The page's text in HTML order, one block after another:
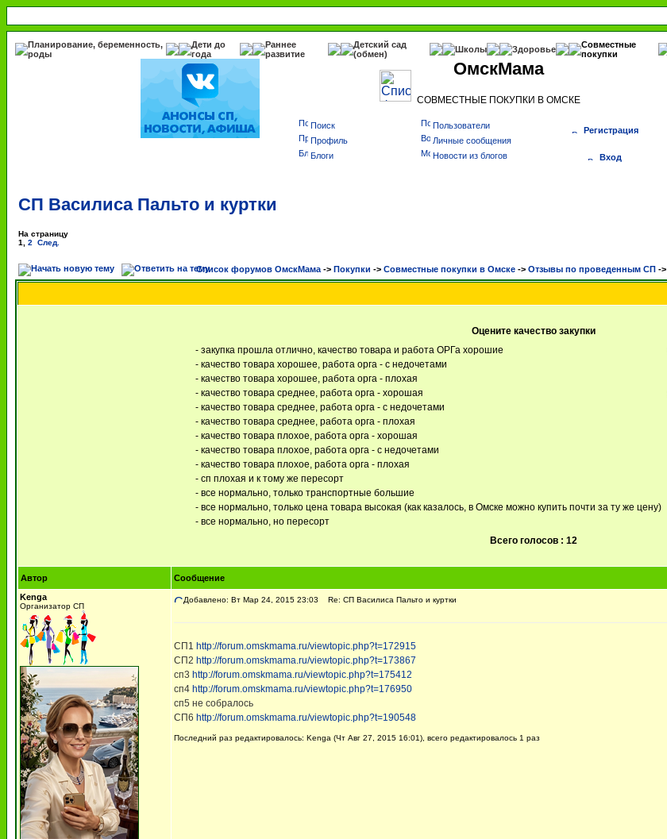
Планирование, беременность,
роды
Дети до
года
Раннее
развитие
Детский сад
(обмен)
Школы Здоровье
Совместные
покупки
ОмскМама
СОВМЕСТНЫЕ ПОКУПКИ В ОМСКЕ
Поиск
Пользователи
Профиль
Личные сообщения
Блоги
Новости из блогов
Регистрация
Вход
СП Василиса Пальто и куртки
На страницу
1
2 След.
Список форумов ОмскМама -> Покупки -> Cовместные покупки в Омске -> Отзывы по проведенным СП ->
Оцените качество закупки
- закупка прошла отлично, качество товара и работа ОРГа хорошие
- качество товара хорошее, работа орга - с недочетами
- качество товара хорошее, работа орга - плохая
- качество товара среднее, работа орга - хорошая
- качество товара среднее, работа орга - с недочетами
- качество товара среднее, работа орга - плохая
- качество товара плохое, работа орга - хорошая
- качество товара плохое, работа орга - с недочетами
- качество товара плохое, работа орга - плохая
- сп плохая и к тому же пересорт
- все нормально, только транспортные большие
- все нормально, только цена товара высокая (как казалось, в Омске можно купить почти за ту же цену)
- все нормально, но пересорт
Всего голосов : 12
Автор
Сообщение
Kenga
Организатор СП
Добавлено: Вт Мар 24, 2015 23:03 Re: СП Василиса Пальто и куртки
СП1 http://forum.omskmama.ru/viewtopic.php?t=172915
СП2 http://forum.omskmama.ru/viewtopic.php?t=173867
сп3 http://forum.omskmama.ru/viewtopic.php?t=175412
сп4 http://forum.omskmama.ru/viewtopic.php?t=176950
сп5 не собралось
СП6 http://forum.omskmama.ru/viewtopic.php?t=190548
Последний раз редактировалось: Kenga (Чт Авг 27, 2015 16:01), всего редактировалось 1 раз